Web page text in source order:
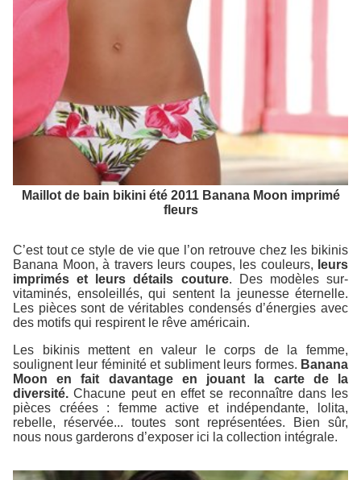
Maillot de bain bikini été 2011 Banana Moon imprimé
fleurs
C’est tout ce style de vie que l’on retrouve chez les bikinis
Banana Moon, à travers leurs coupes, les couleurs, leurs
imprimés et leurs détails couture. Des modèles sur-
vitaminés, ensoleillés, qui sentent la jeunesse éternelle.
Les pièces sont de véritables condensés d’énergies avec
des motifs qui respirent le rêve américain.
Les bikinis mettent en valeur le corps de la femme,
soulignent leur féminité et subliment leurs formes. Banana
Moon en fait davantage en jouant la carte de la
diversité. Chacune peut en effet se reconnaître dans les
pièces créées : femme active et indépendante, lolita,
rebelle, réservée... toutes sont représentées. Bien sûr,
nous nous garderons d’exposer ici la collection intégrale.